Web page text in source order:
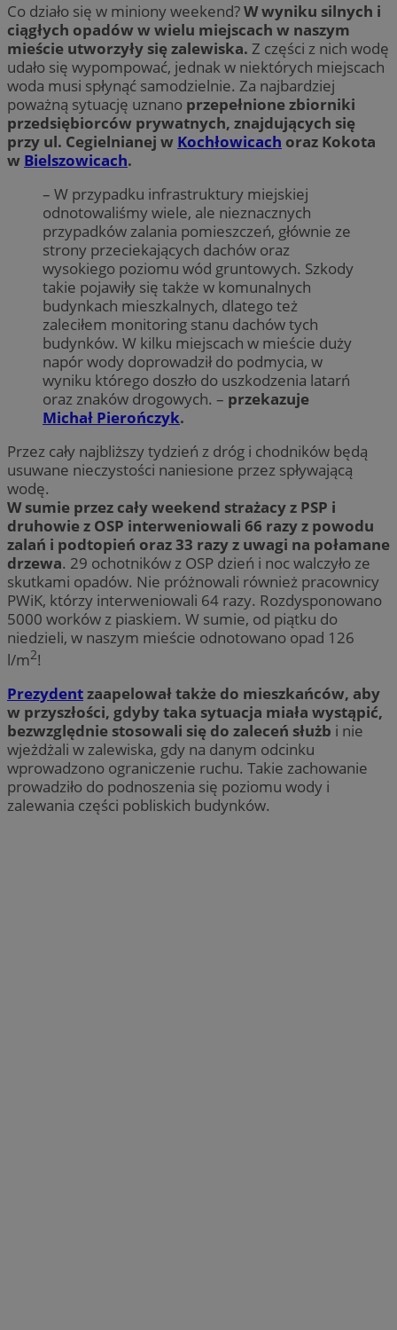
Co działo się w miniony weekend?W wyniku silnych i
ciągłych opadów w wielu miejscach w naszym
mieście utworzyły się zalewiska. Z części z nich wodę
udało się wypompować, jednak w niektórych miejscach
woda musi spłynąć samodzielnie. Za najbardziej
poważną sytuację uznano przepełnione zbiorniki
przedsiębiorców prywatnych, znajdujących się
przy ul. Cegielnianej w Kochłowicach oraz Kokota
w Bielszowicach.
– W przypadku infrastruktury miejskiej
odnotowaliśmy wiele, ale nieznacznych
przypadków zalania pomieszczeń, głównie ze
strony przeciekających dachów oraz
wysokiego poziomu wód gruntowych. Szkody
takie pojawiły się także w komunalnych
budynkach mieszkalnych, dlatego też
zaleciłem monitoring stanu dachów tych
budynków. W kilku miejscach w mieście duży
napór wody doprowadził do podmycia, w
wyniku którego doszło do uszkodzenia latarń
oraz znaków drogowych. – przekazuje
Michał Pierończyk.
Przez cały najbliższy tydzień z dróg i chodników będą
usuwane nieczystości naniesione przez spływającą
wodę.
W sumie przez cały weekend strażacy z PSP i
druhowie z OSP interweniowali 66 razy z powodu
zalań i podtopień oraz 33 razy z uwagi na połamane
drzewa. 29 ochotników z OSP dzień i noc walczyło ze
skutkami opadów. Nie próżnowali również pracownicy
PWiK, którzy interweniowali 64 razy. Rozdysponowano
5000 worków z piaskiem. W sumie, od piątku do
niedzieli, w naszym mieście odnotowano opad 126
l/m2!
Prezydentzaapelował także do mieszkańców, aby
w przyszłości, gdyby taka sytuacja miała wystąpić,
bezwzględnie stosowali się do zaleceń służb i nie
wjeżdżali w zalewiska, gdy na danym odcinku
wprowadzono ograniczenie ruchu. Takie zachowanie
prowadziło do podnoszenia się poziomu wody i
zalewania części pobliskich budynków.